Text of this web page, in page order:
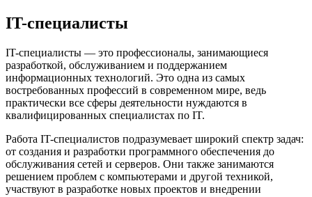
IT-специалисты
IT-специалисты — это профессионалы, занимающиеся
разработкой, обслуживанием и поддержанием
информационных технологий. Это одна из самых
востребованных профессий в современном мире, ведь
практически все сферы деятельности нуждаются в
квалифицированных специалистах по IT.
Работа IT-специалистов подразумевает широкий спектр задач:
от создания и разработки программного обеспечения до
обслуживания сетей и серверов. Они также занимаются
решением проблем с компьютерами и другой техникой,
участвуют в разработке новых проектов и внедрении